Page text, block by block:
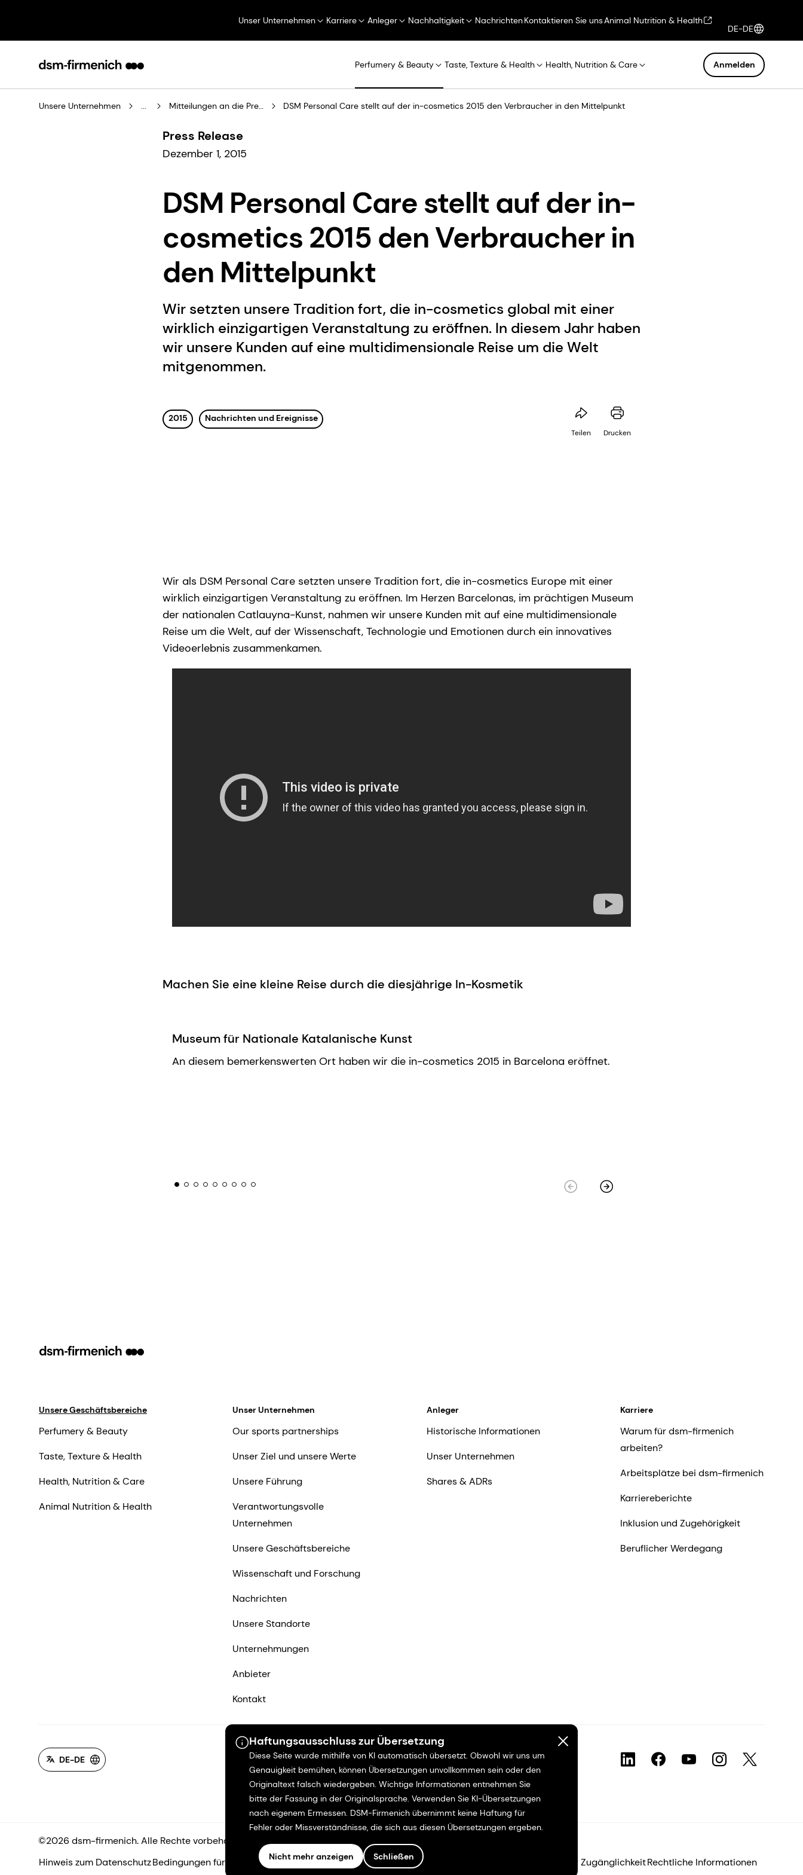
Unser Unternehmen Karriere Anleger Nachhaltigkeit NachrichtenKontaktieren Sie unsAnimal Nutrition & Health
DE-DE
Perfumery & Beauty Taste, Texture & Health Health, Nutrition & Care Anmelden
Unsere Unternehmen ... Mitteilungen an die Presse DSM Personal Care stellt auf der in-cosmetics 2015 den Verbraucher in den Mittelpunkt
Press Release
Dezember 1, 2015
DSM Personal Care stellt auf der in-
cosmetics 2015 den Verbraucher in
den Mittelpunkt
Wir setzten unsere Tradition fort, die in-cosmetics global mit einer
wirklich einzigartigen Veranstaltung zu eröffnen. In diesem Jahr haben
wir unsere Kunden auf eine multidimensionale Reise um die Welt
mitgenommen.
2015 Nachrichten und Ereignisse
Teilen Drucken
Wir als DSM Personal Care setzten unsere Tradition fort, die in-cosmetics Europe mit einer
wirklich einzigartigen Veranstaltung zu eröffnen. Im Herzen Barcelonas, im prächtigen Museum
der nationalen Catlauyna-Kunst, nahmen wir unsere Kunden mit auf eine multidimensionale
Reise um die Welt, auf der Wissenschaft, Technologie und Emotionen durch ein innovatives
Videoerlebnis zusammenkamen.
Machen Sie eine kleine Reise durch die diesjährige In-Kosmetik
Museum für Nationale Katalanische Kunst
An diesem bemerkenswerten Ort haben wir die in-cosmetics 2015 in Barcelona eröffnet.
Haftungsausschluss zur Übersetzung
Diese Seite wurde mithilfe von KI automatisch übersetzt. Obwohl wir uns um
Genauigkeit bemühen, können Übersetzungen unvollkommen sein oder den
Originaltext falsch wiedergeben. Wichtige Informationen entnehmen Sie
bitte der Fassung in der Originalsprache. Verwenden Sie KI-Übersetzungen
nach eigenem Ermessen. DSM-Firmenich übernimmt keine Haftung für
Fehler oder Missverständnisse, die sich aus diesen Übersetzungen ergeben.
Nicht mehr anzeigen Schließen
Unsere Geschäftsbereiche
Perfumery & Beauty
Taste, Texture & Health
Health, Nutrition & Care
Animal Nutrition & Health
Unser Unternehmen
Our sports partnerships
Unser Ziel und unsere Werte
Unsere Führung
Verantwortungsvolle
Unternehmen
Unsere Geschäftsbereiche
Wissenschaft und Forschung
Nachrichten
Unsere Standorte
Unternehmungen
Anbieter
Kontakt
Anleger
Historische Informationen
Unser Unternehmen
Shares & ADRs
Karriere
Warum für dsm-firmenich
arbeiten?
Arbeitsplätze bei dsm-firmenich
Karriereberichte
Inklusion und Zugehörigkeit
Beruflicher Werdegang
DE-DE
©2026 dsm-firmenich. Alle Rechte vorbehalten.
Hinweis zum DatenschutzBedingungen für die NutzungBedingungen und Konditionen Kalifornien-Transparenz Erklärung zur ZugänglichkeitRechtliche Informationen